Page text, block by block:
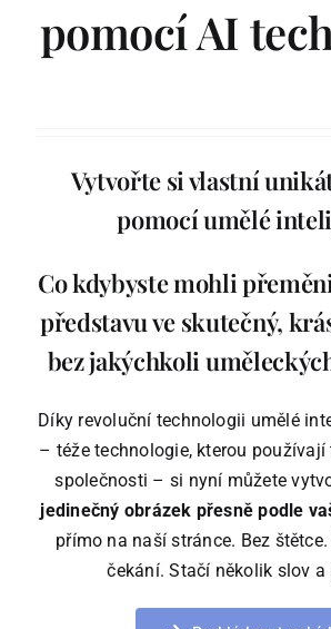
Podle kamínků
Ostatní zboží
Blog
Recenze
Můj účet
pomocí AI
Vytvořte si vlastní
pomocí umělé
Co kdybyste mohli
představu ve skutečný,
bez jakýchkoli
Díky revoluční technologii umělé
– téže technologie, kterou
společnosti – si nyní můžete
jedinečný obrázek přesně podle
přímo na naší stránce. Bez
čekání. Stačí několik slov a